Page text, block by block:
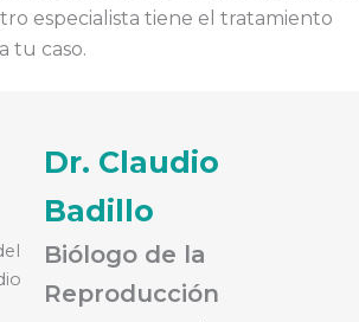
especialista tiene el tratamiento
tu caso.
Dr. Claudio
Badillo
Biólogo de la
Reproducción